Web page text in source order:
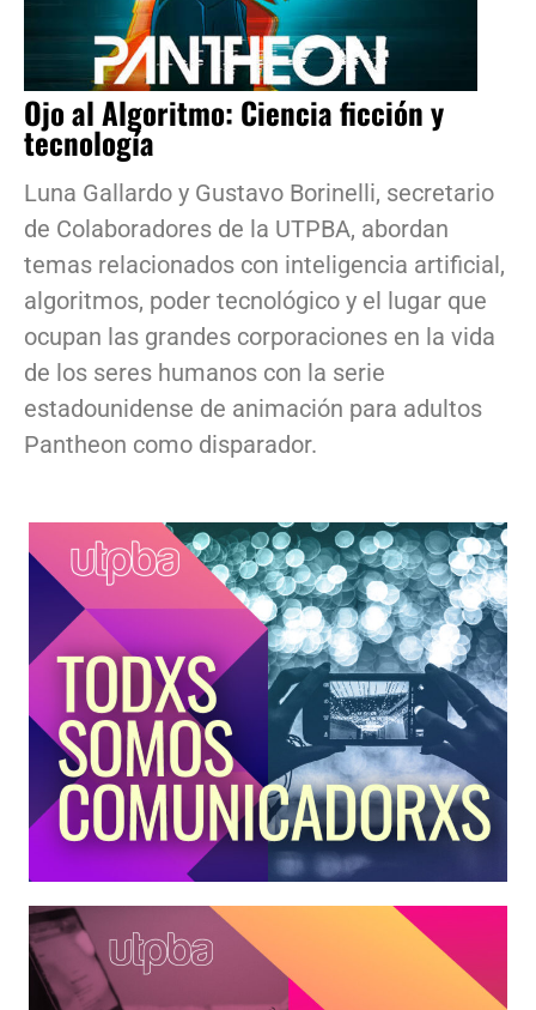
Ojo al Algoritmo: Ciencia ficción y
tecnología
Luna Gallardo y Gustavo Borinelli, secretario
de Colaboradores de la UTPBA, abordan
temas relacionados con inteligencia artificial,
algoritmos, poder tecnológico y el lugar que
ocupan las grandes corporaciones en la vida
de los seres humanos con la serie
estadounidense de animación para adultos
Pantheon como disparador.